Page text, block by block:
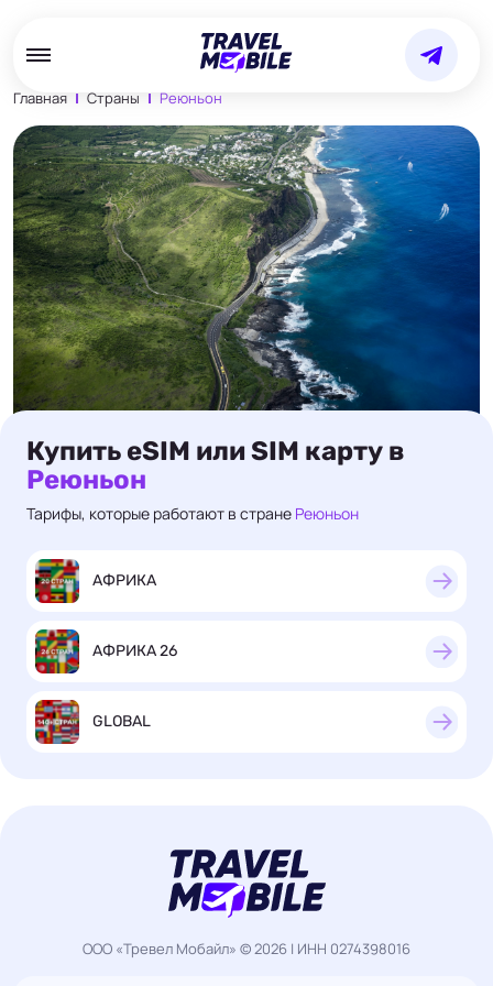
Главная Страны Реюньон
Купить eSIM или SIM карту в
Реюньон
Тарифы, которые работают в стране Реюньон
АФРИКА
АФРИКА 26
GLOBAL
ООО «Тревел Мобайл» © 2026 | ИНН 0274398016